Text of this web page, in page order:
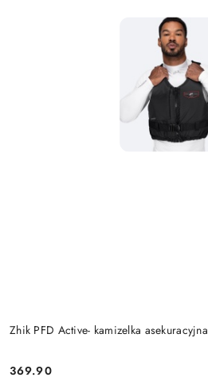
Zhik PFD Active- kamizelka asekuracyjna
Cena:
369.90